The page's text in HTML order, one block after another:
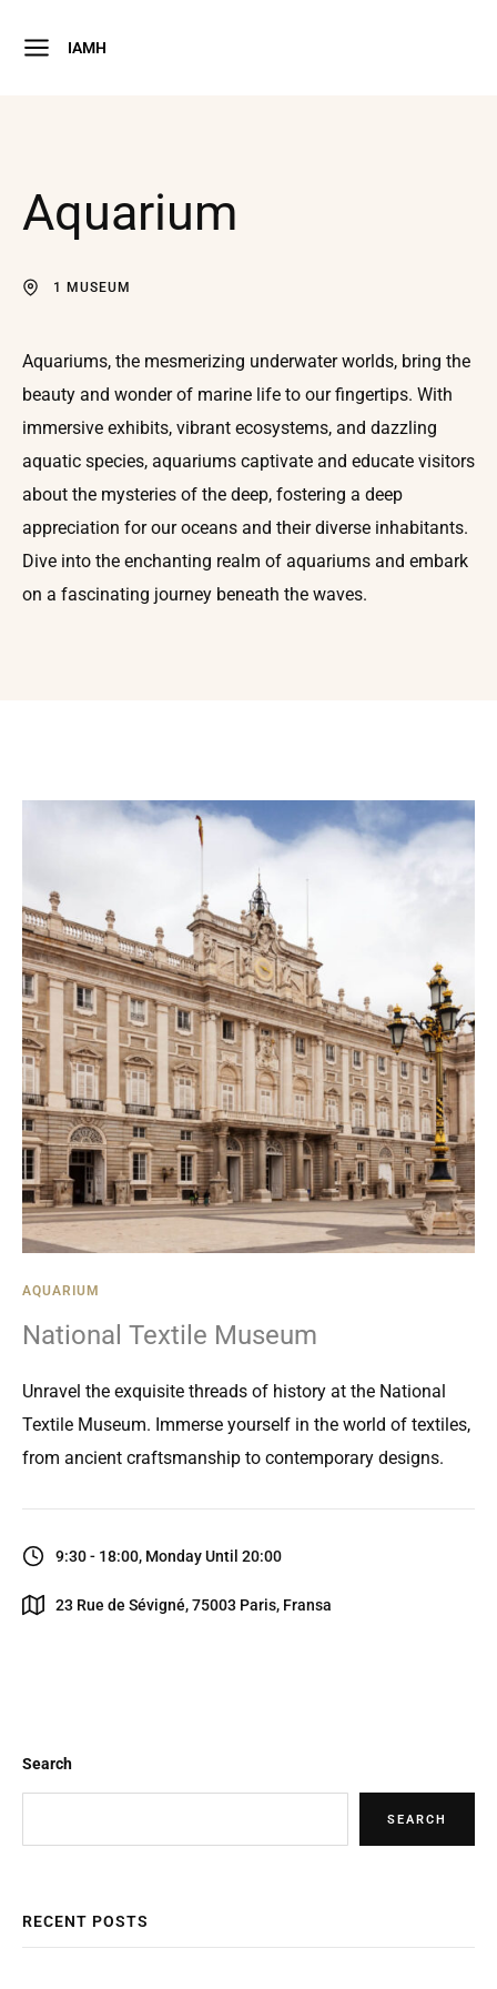
IAMH
Aquarium
1 MUSEUM
Aquariums, the mesmerizing underwater worlds, bring the
beauty and wonder of marine life to our fingertips. With
immersive exhibits, vibrant ecosystems, and dazzling
aquatic species, aquariums captivate and educate visitors
about the mysteries of the deep, fostering a deep
appreciation for our oceans and their diverse inhabitants.
Dive into the enchanting realm of aquariums and embark
on a fascinating journey beneath the waves.
AQUARIUM
National Textile Museum
Unravel the exquisite threads of history at the National
Textile Museum. Immerse yourself in the world of textiles,
from ancient craftsmanship to contemporary designs.
9:30 - 18:00, Monday Until 20:00
23 Rue de Sévigné, 75003 Paris, Fransa
Search
SEARCH
RECENT POSTS